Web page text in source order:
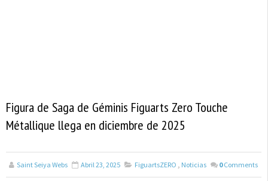
Figura de Saga de Géminis Figuarts Zero Touche
Métallique llega en diciembre de 2025
Saint Seiya Webs Abril 23, 2025 FiguartsZERO , Noticias 0 Comments